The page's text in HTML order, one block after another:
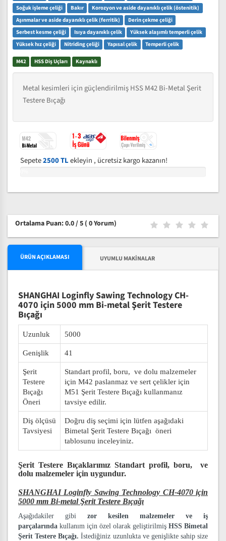
Soğuk işleme çeliği
Bakır
Korozyon ve aside dayanıklı çelik (östenitik)
Aşınmalar ve aside dayanıklı çelik (ferritik)
Derin çekme çeliği
Serbest kesme çeliği
Isıya dayanıklı çelik
Yüksek alaşımlı temperli çelik
Yüksek hız çeliği
Nitriding çeliği Yapısal çelik Temperli çelik
M42 HSS Diş Uçları Kaynaklı
Metal kesimleri için güçlendirilmiş HSS M42 Bi-Metal Şerit
Testere Bıçağı
Sepete2500 TLekleyin , ücretsiz kargo kazanın!
Ortalama Puan: 0.0 / 5 ( 0 Yorum)
ÜRÜN AÇIKLAMASI UYUMLU MAKINALAR
SHANGHAI Loginfly Sawing Technology CH-
4070 için 5000 mm Bi-metal Şerit Testere
Bıçağı
Uzunluk 5000
Genişlik 41
Şerit
Testere
Bıçağı
Öneri
Standart profil, boru, ve dolu malzemeler
için M42 paslanmaz ve sert çelikler için
M51 Şerit Testere Bıçağı kullanmanız
tavsiye edilir.
Diş ölçüsü
Tavsiyesi
Doğru diş seçimi için lütfen aşağıdaki
Bimetal Şerit Testere Bıçağı öneri
tablosunu inceleyiniz.
Şerit Testere Bıçaklarımız Standart profil, boru, ve
dolu malzemeler için uygundur.
SHANGHAI Loginfly Sawing Technology CH-4070 için
5000 mm Bi-metal Şerit Testere Bıçağı
Aşağıdakiler gibi zor kesilen malzemeler ve iş
parçalarında kullanım için özel olarak geliştirilmiş HSS Bimetal
Şerit Testere Bıçağı.İstediğiniz uzunlukta ve genişlikte sahip size